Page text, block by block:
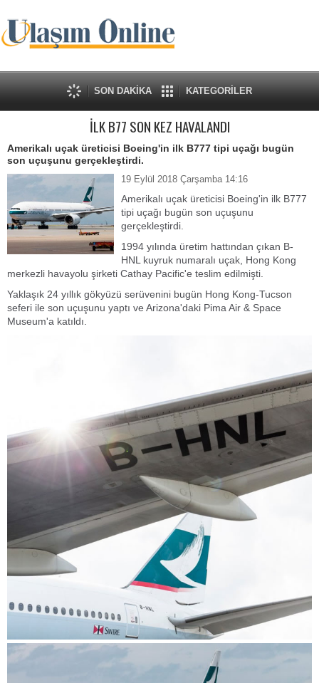
SON DAKİKA KATEGORİLER
İLK B77 SON KEZ HAVALANDI
Amerikalı uçak üreticisi Boeing'in ilk B777 tipi uçağı bugün
son uçuşunu gerçekleştirdi.
19 Eylül 2018 Çarşamba 14:16
Amerikalı uçak üreticisi Boeing'in ilk B777
tipi uçağı bugün son uçuşunu
gerçekleştirdi.
1994 yılında üretim hattından çıkan B-
HNL kuyruk numaralı uçak, Hong Kong
merkezli havayolu şirketi Cathay Pacific'e teslim edilmişti.
Yaklaşık 24 yıllık gökyüzü serüvenini bugün Hong Kong-Tucson
seferi ile son uçuşunu yaptı ve Arizona'daki Pima Air & Space
Museum'a katıldı.